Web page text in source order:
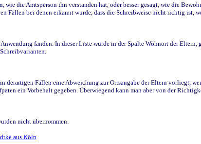
die Amtsperson ihn verstanden hat, oder besser gesagt, wie die
Fällen bei denen erkannt wurde, dass die Schreibweise nicht richtig ist,
fanden. In dieser Liste wurde in der Spalte Wohnort der Eltern,
Fällen eine Abweichung zur Ortsangabe der Eltern vorliegt,
ein Vorbehalt gegeben. Überwiegend kann man aber von der
nicht übernommen.
aus Köln